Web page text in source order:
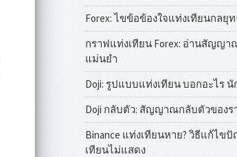
Forex: ไขข้อข้องใจแท่งเทียนกลยุ
กราฟแท่งเทียน Forex: อ่านสัญญา
แม่นยำ
Doji: รูปแบบแท่งเทียน บอกอะไร นั
Doji กลับตัว: สัญญาณกลับตัวของร
Binance แท่งเทียนหาย? วิธีแก้ไข
เทียนไม่แสดง